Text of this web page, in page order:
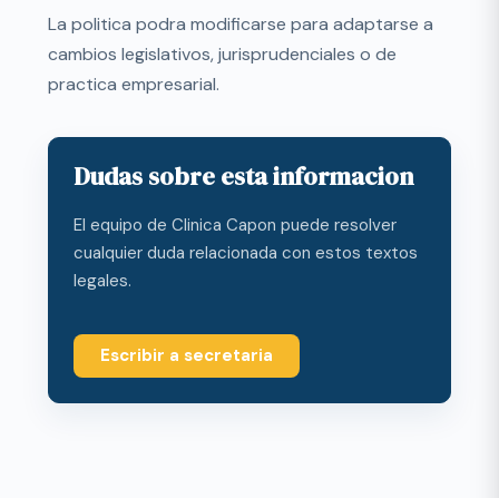
La politica podra modificarse para adaptarse a
cambios legislativos, jurisprudenciales o de
practica empresarial.
Dudas sobre esta informacion
El equipo de Clinica Capon puede resolver
cualquier duda relacionada con estos textos
legales.
Escribir a secretaria